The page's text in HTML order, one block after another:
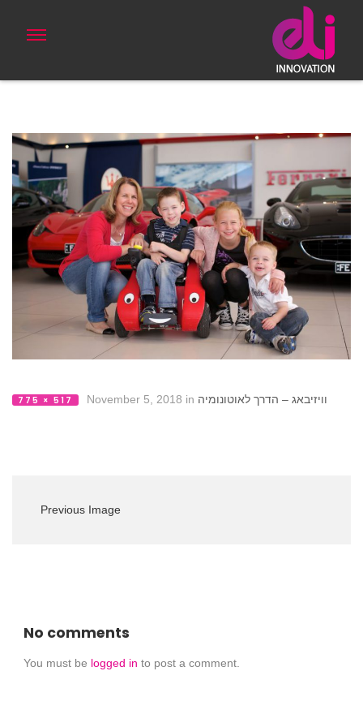
775 × 517 November 5, 2018 in וויזיבאג – הדרך לאוטונומיה
Previous Image
No comments
You must be logged in to post a comment.